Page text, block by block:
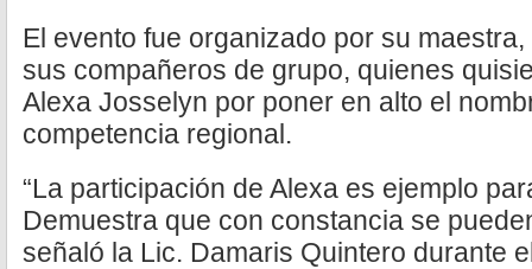
El evento fue organizado por su
sus compañeros de grupo, quienes
Alexa Josselyn por poner en alto el
competencia regional.
“La participación de Alexa es ejemplo
Demuestra que con constancia se
señaló la Lic. Damaris Quintero durante